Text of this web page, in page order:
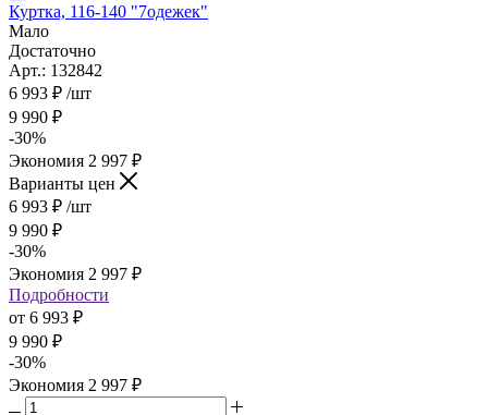
Куртка, 116-140 "7одежек"
Мало
Достаточно
Арт.: 132842
6 993 ₽ /шт
9 990 ₽
-30%
Экономия 2 997 ₽
Варианты цен
6 993 ₽ /шт
9 990 ₽
-30%
Экономия 2 997 ₽
Подробности
от 6 993 ₽
9 990 ₽
-30%
Экономия 2 997 ₽